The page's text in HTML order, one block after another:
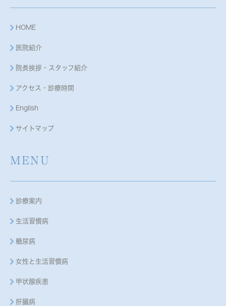
HOME
医院紹介
院長挨拶・スタッフ紹介
アクセス・診療時間
English
サイトマップ
MENU
診療案内
生活習慣病
糖尿病
女性と生活習慣病
甲状腺疾患
肝臓病